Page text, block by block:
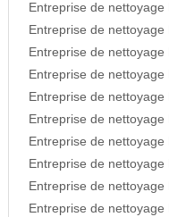
Entreprise de
Entreprise de
Entreprise de nettoyage
Entreprise de
Entreprise de nettoyage
Entreprise de
Entreprise de nettoyage
Entreprise de
Entreprise de
Entreprise de